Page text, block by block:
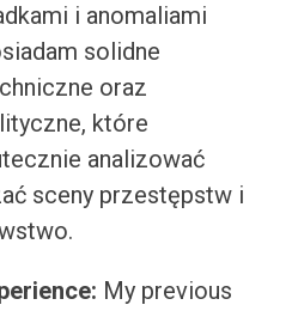
i anomaliami
solidne
oraz
które
analizować
sceny przestępstw i
My previous